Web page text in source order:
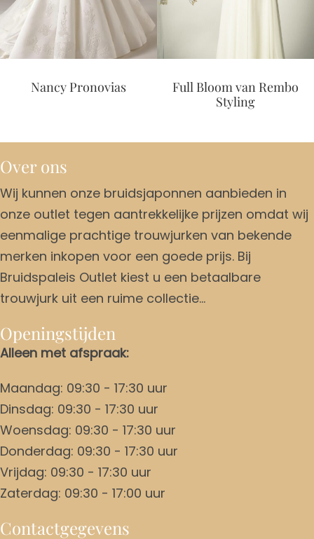
Nancy Pronovias
Full Bloom van Rembo
Styling
Over ons
Wij kunnen onze bruidsjaponnen aanbieden in
onze outlet tegen aantrekkelijke prijzen omdat wij
eenmalige prachtige trouwjurken van bekende
merken inkopen voor een goede prijs. Bij
Bruidspaleis Outlet kiest u een betaalbare
trouwjurk uit een ruime collectie…
Openingstijden
Alleen met afspraak:
Maandag: 09:30 - 17:30 uur
Dinsdag: 09:30 - 17:30 uur
Woensdag: 09:30 - 17:30 uur
Donderdag: 09:30 - 17:30 uur
Vrijdag: 09:30 - 17:30 uur
Zaterdag: 09:30 - 17:00 uur
Contactgegevens